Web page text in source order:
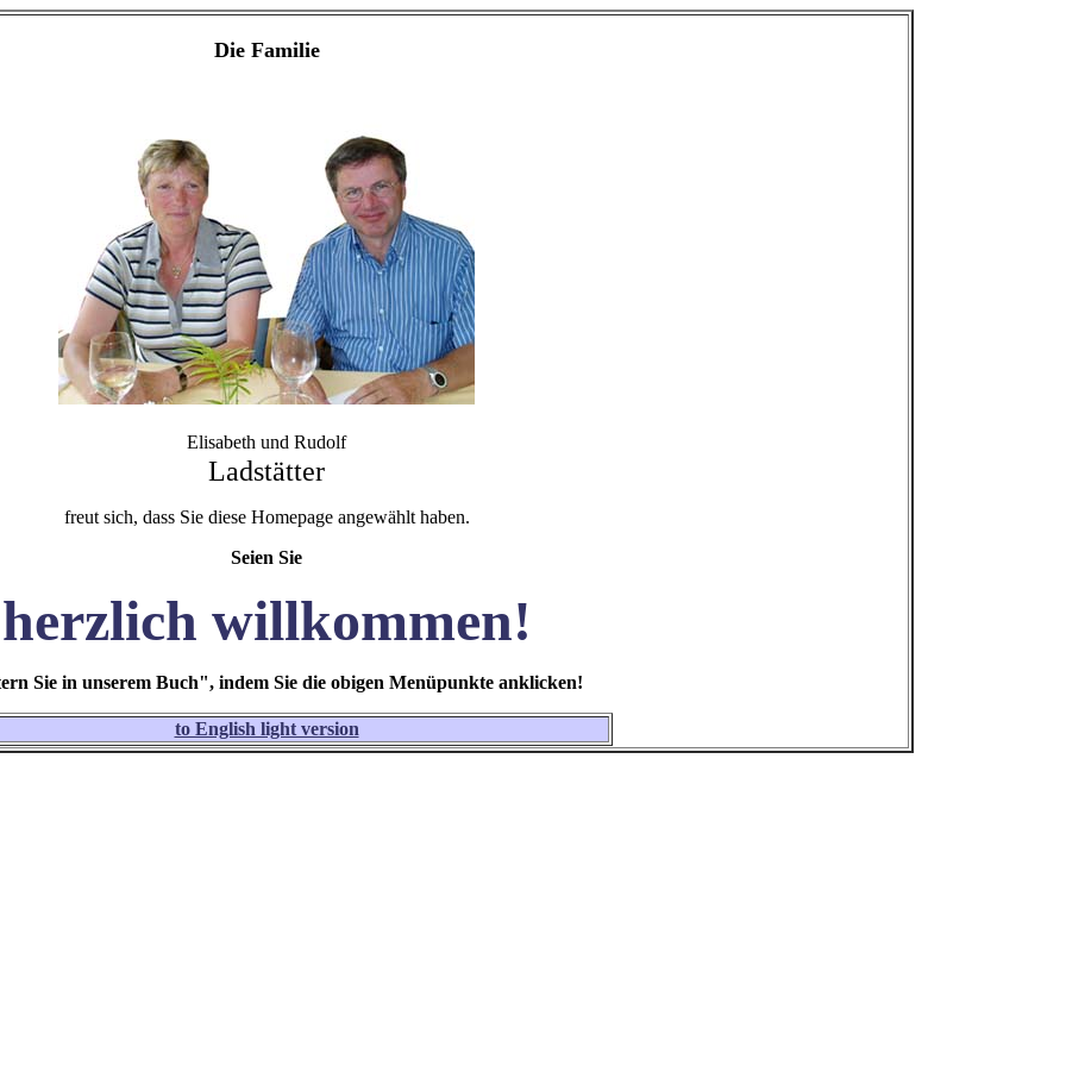
Die Familie
Elisabeth und Rudolf
Ladstätter
freut sich, dass Sie diese Homepage angewählt haben.
Seien Sie
herzlich willkommen!
Sie in unserem Buch", indem Sie die obigen Menüpunkte anklicken!
to English light version